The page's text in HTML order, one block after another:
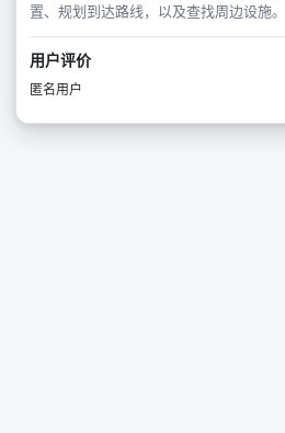
置、规划到达路线，以及查找周边设施。
用户评价
匿名用户